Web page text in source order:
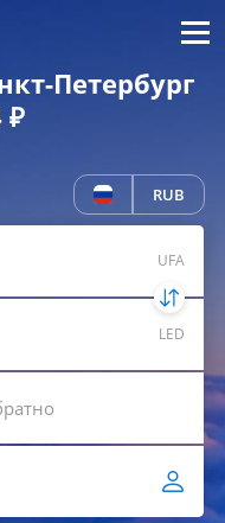
Меню
Петербург
₽
RUB
UFA
LED